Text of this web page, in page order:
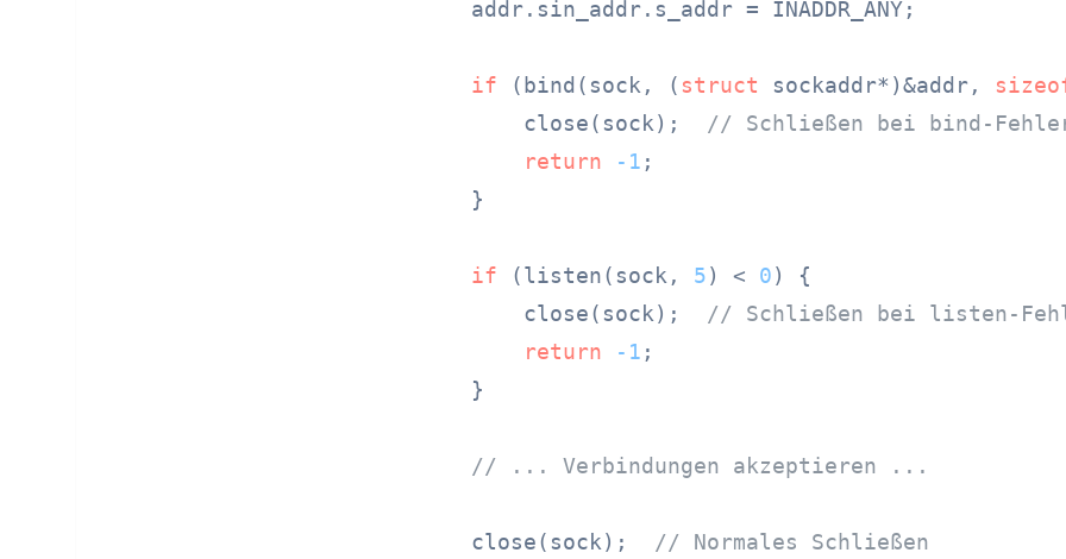
    addr.sin_addr.s_addr = INADDR_ANY;
if (bind(sock, ( struct sockaddr*)&addr,
        close(sock);
// Schließen bei bind-
return
-1 ;
    }
if (listen(sock, 5) < 0) {
        close(sock);
// Schließen bei listen-
return
-1 ;
    }
// ... Verbindungen akzeptieren ...
    close(sock);
// Normales Schließen